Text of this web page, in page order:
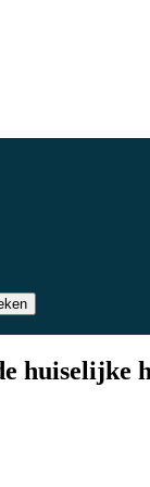
huiselijke